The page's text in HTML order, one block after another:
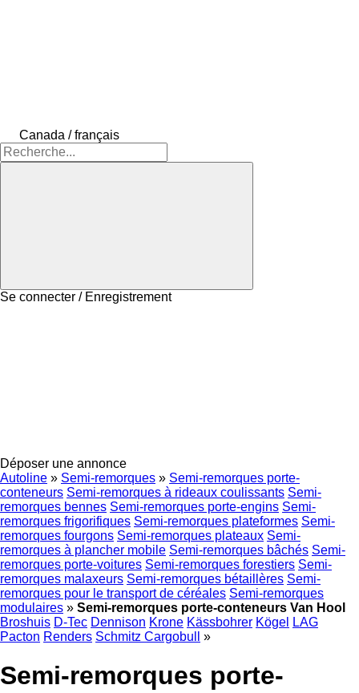
Canada / français
Se connecter / Enregistrement
Déposer une annonce
Autoline » Semi-remorques » Semi-remorques porte-
conteneurs Semi-remorques à rideaux coulissants Semi-
remorques bennes Semi-remorques porte-engins Semi-
remorques frigorifiques Semi-remorques plateformes Semi-
remorques fourgons Semi-remorques plateaux Semi-
remorques à plancher mobile Semi-remorques bâchés Semi-
remorques porte-voitures Semi-remorques forestiers Semi-
remorques malaxeurs Semi-remorques bétaillères Semi-
remorques pour le transport de céréales Semi-remorques
modulaires » Semi-remorques porte-conteneurs Van Hool
Broshuis D-Tec Dennison Krone Kässbohrer Kögel
LAG
Pacton Renders Schmitz Cargobull »
Semi-remorques porte-